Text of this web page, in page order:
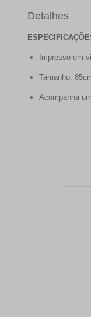
Detalhes
Impresso em
Tamanho:
Acompanha